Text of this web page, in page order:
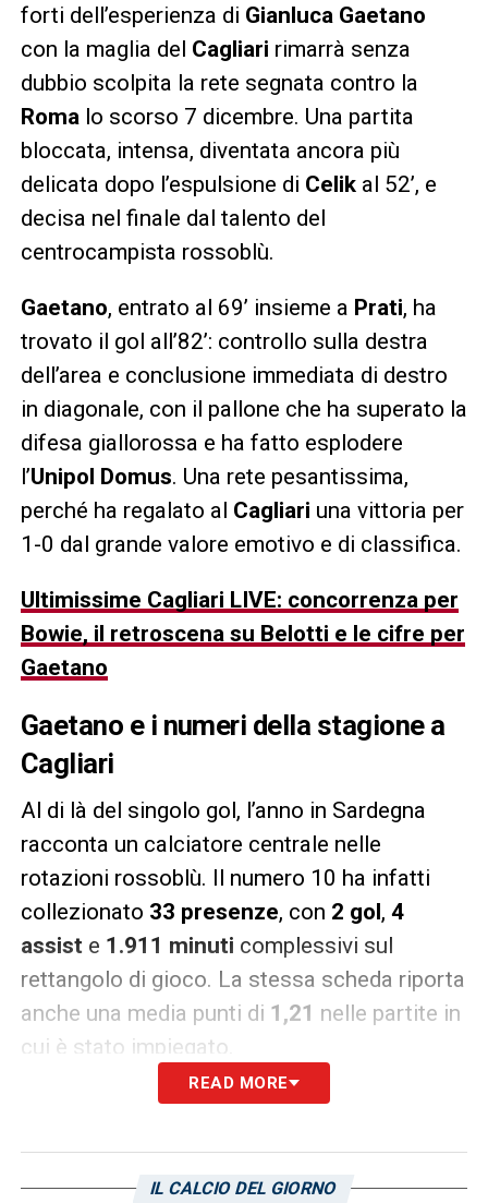
forti dell’esperienza di Gianluca Gaetano
con la maglia del Cagliari rimarrà senza
dubbio scolpita la rete segnata contro la
Roma lo scorso 7 dicembre. Una partita
bloccata, intensa, diventata ancora più
delicata dopo l’espulsione di Celikal 52’, e
decisa nel finale dal talento del
centrocampista rossoblù.
Gaetano, entrato al 69’ insieme a Prati, ha
trovato il gol all’82’: controllo sulla destra
dell’area e conclusione immediata di destro
in diagonale, con il pallone che ha superato la
difesa giallorossa e ha fatto esplodere
l’Unipol Domus. Una rete pesantissima,
perché ha regalato al Cagliari una vittoria per
1-0 dal grande valore emotivo e di classifica.
Ultimissime Cagliari LIVE: concorrenza per
Bowie, il retroscena su Belotti e le cifre per
Gaetano
Gaetano e i numeri della stagione a
Cagliari
Al di là del singolo gol, l’anno in Sardegna
racconta un calciatore centrale nelle
rotazioni rossoblù. Il numero 10 ha infatti
collezionato 33 presenze, con 2 gol, 4
assiste 1.911 minuti complessivi sul
rettangolo di gioco. La stessa scheda riporta
anche una media punti di 1,21 nelle partite in
cui è stato impiegato.
Sono dati che restituiscono bene il suo peso
READ MORE
IL CALCIO DEL GIORNO